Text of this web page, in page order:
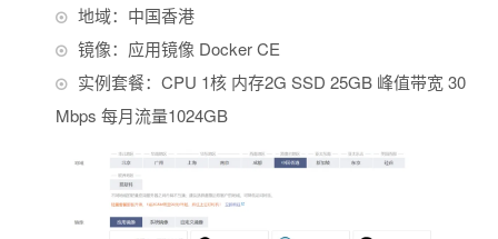
地域：中国香港
镜像：应用镜像 Docker CE
实例套餐：CPU 1核 内存2G SSD 25GB 峰值带宽 30
Mbps 每月流量1024GB